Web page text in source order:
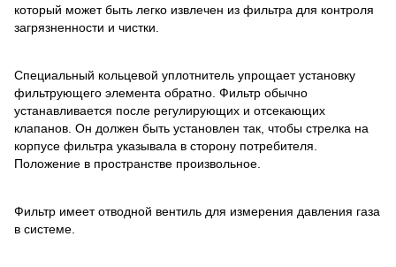
который может быть легко извлечен из фильтра для контроля
загрязненности и чистки.
Специальный кольцевой уплотнитель упрощает установку
фильтрующего элемента обратно. Фильтр обычно
устанавливается после регулирующих и отсекающих
клапанов. Он должен быть установлен так, чтобы стрелка на
корпусе фильтра указывала в сторону потребителя.
Положение в пространстве произвольное.
Фильтр имеет отводной вентиль для измерения давления газа
в системе.